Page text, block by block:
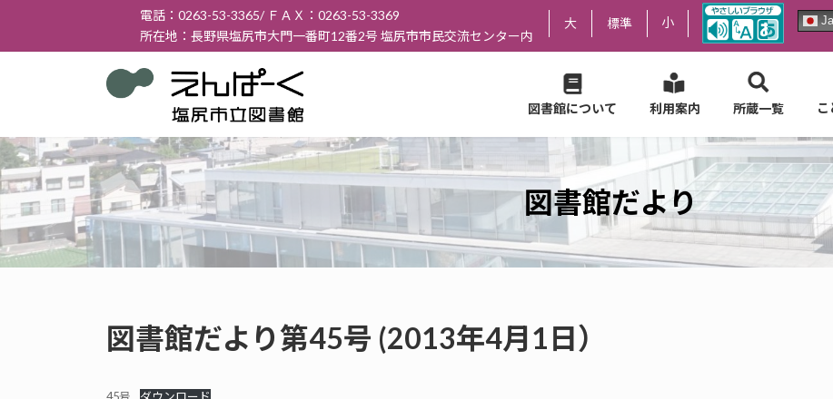
テ
ス
キ
ッ
ゲ
ン
に
移
電話：0263-53-3365/ ＦＡＸ：0263-53-3369
所在地：長野県塩尻市大門一番町12番2号 塩尻市市民交流センター内
大 標準 小
図書館について 利用案内 所蔵一覧
図書館だより
図書館だより第45号 (2013年4月1日）
45号 ダウンロード